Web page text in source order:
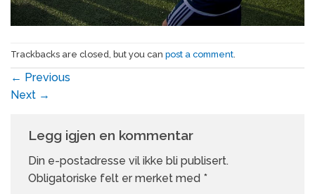
Trackbacks are closed, but you can post a comment.
← Previous
Next →
Legg igjen en kommentar
Din e-postadresse vil ikke bli publisert.
Obligatoriske felt er merket med *